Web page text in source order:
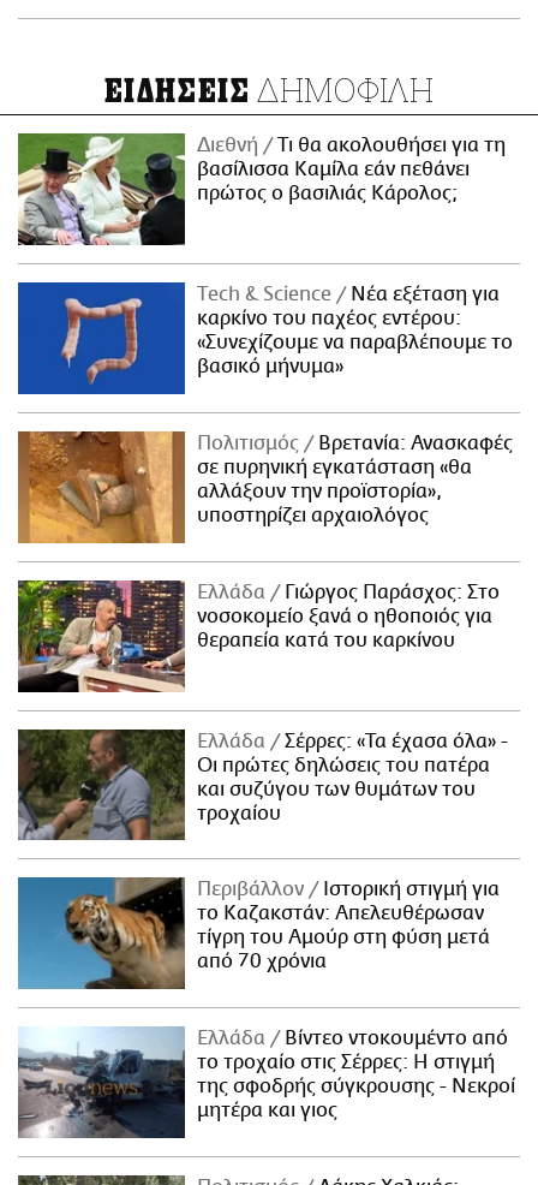
ΕΙΔΗΣΕΙΣ ΔΗΜΟΦΙΛΗ
Διεθνή
Τι θα ακολουθήσει για τη
βασίλισσα Καμίλα εάν πεθάνει
πρώτος ο βασιλιάς Κάρολος;
Τech & Science
Νέα εξέταση για
καρκίνο του παχέος εντέρου:
«Συνεχίζουμε να παραβλέπουμε το
βασικό μήνυμα»
Πολιτισμός
Βρετανία: Ανασκαφές
σε πυρηνική εγκατάσταση «θα
αλλάξουν την προϊστορία»,
υποστηρίζει αρχαιολόγος
Ελλάδα
Γιώργος Παράσχος: Στο
νοσοκομείο ξανά ο ηθοποιός για
θεραπεία κατά του καρκίνου
Ελλάδα
Σέρρες: «Τα έχασα όλα» -
Οι πρώτες δηλώσεις του πατέρα
και συζύγου των θυμάτων του
τροχαίου
Περιβάλλον
Ιστορική στιγμή για
το Καζακστάν: Απελευθέρωσαν
τίγρη του Αμούρ στη φύση μετά
από 70 χρόνια
Ελλάδα
Βίντεο ντοκουμέντο από
το τροχαίο στις Σέρρες: Η στιγμή
της σφοδρής σύγκρουσης - Νεκροί
μητέρα και γιος